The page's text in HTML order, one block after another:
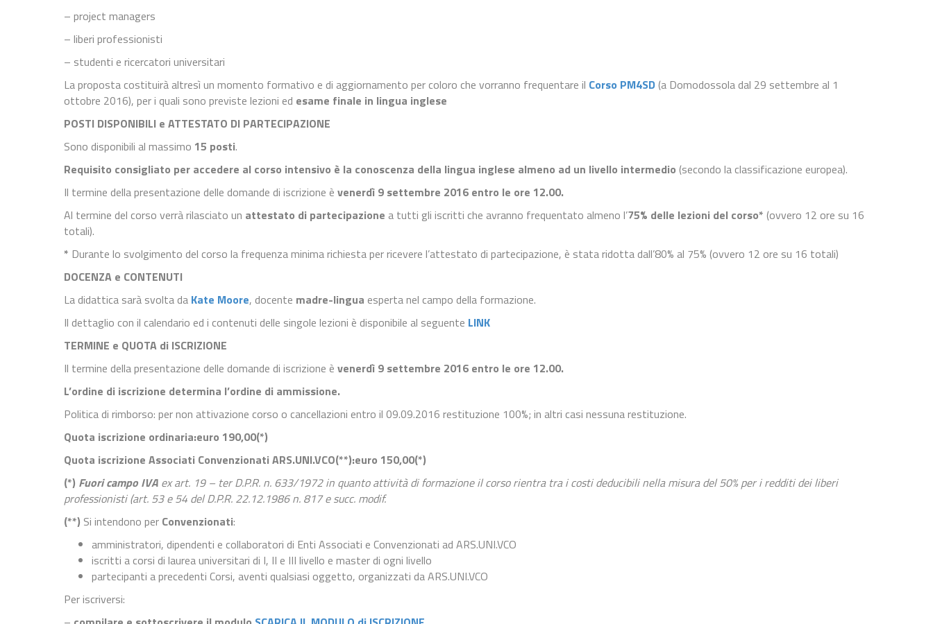
– project managers
– liberi professionisti
– studenti e ricercatori universitari
La proposta costituirà altresì un momento formativo e di aggiornamento per coloro che vorranno frequentare il Corso PM4SD(a Domodossola dal 29 settembre al 1
ottobre 2016), per i quali sono previste lezioni ed esame finale in lingua inglese
POSTI DISPONIBILI e ATTESTATO DI PARTECIPAZIONE
Sono disponibili al massimo 15 posti.
Requisito consigliato per accedere al corso intensivo è la conoscenza della lingua inglese almeno ad un livello intermedio (secondo la classificazione europea).
Il termine della presentazione delle domande di iscrizione è venerdì 9 settembre 2016 entro le ore 12.00.
Al termine del corso verrà rilasciato un attestato di partecipazione a tutti gli iscritti che avranno frequentato almeno l’75% delle lezioni del corso* (ovvero 12 ore su 16
totali).
* Durante lo svolgimento del corso la frequenza minima richiesta per ricevere l’attestato di partecipazione, è stata ridotta dall’80% al 75% (ovvero 12 ore su 16 totali)
DOCENZA e CONTENUTI
La didattica sarà svolta da Kate Moore, docente madre-lingua esperta nel campo della formazione.
Il dettaglio con il calendario ed i contenuti delle singole lezioni è disponibile al seguente LINK
TERMINE e QUOTA di ISCRIZIONE
Il termine della presentazione delle domande di iscrizione è venerdì 9 settembre 2016 entro le ore 12.00.
L’ordine di iscrizione determina l’ordine di ammissione.
Politica di rimborso: per non attivazione corso o cancellazioni entro il 09.09.2016 restituzione 100%; in altri casi nessuna restituzione.
Quota iscrizione ordinaria:euro 190,00(*)
Quota iscrizione Associati Convenzionati ARS.UNI.VCO(**):euro 150,00(*)
(*) Fuori campo IVA ex art. 19 – ter D.P.R. n. 633/1972 in quanto attività di formazione il corso rientra tra i costi deducibili nella misura del 50% per i redditi dei liberi
professionisti (art. 53 e 54 del D.P.R. 22.12.1986 n. 817 e succ. modif.
(**) Si intendono per Convenzionati:
amministratori, dipendenti e collaboratori di Enti Associati e Convenzionati ad ARS.UNI.VCO
iscritti a corsi di laurea universitari di I, II e III livello e master di ogni livello
partecipanti a precedenti Corsi, aventi qualsiasi oggetto, organizzati da ARS.UNI.VCO
Per iscriversi: